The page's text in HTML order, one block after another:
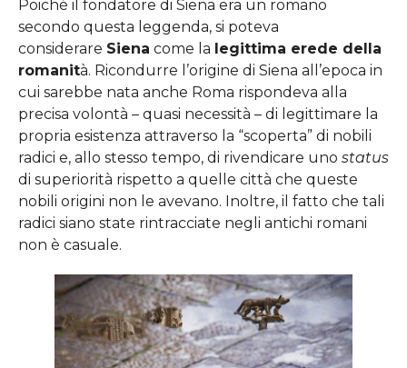
Poiché il fondatore di Siena era un romano
secondo questa leggenda, si poteva
considerare Siena come la legittima erede della
romanità. Ricondurre l’origine di Siena all’epoca in
cui sarebbe nata anche Roma rispondeva alla
precisa volontà – quasi necessità – di legittimare la
propria esistenza attraverso la “scoperta” di nobili
radici e, allo stesso tempo, di rivendicare uno status
di superiorità rispetto a quelle città che queste
nobili origini non le avevano. Inoltre, il fatto che tali
radici siano state rintracciate negli antichi romani
non è casuale.